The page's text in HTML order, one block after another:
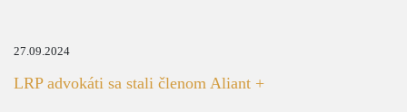
27.09.2024
LRP advokáti sa stali členom Aliant +